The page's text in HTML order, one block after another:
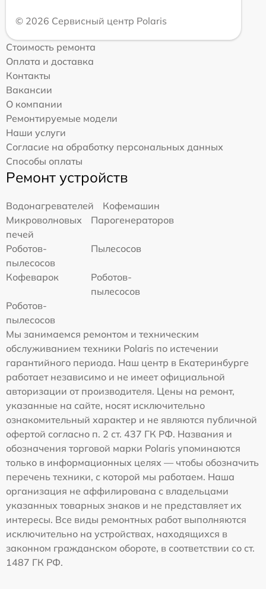
© 2026 Сервисный центр Polaris
Стоимость ремонта
Оплата и доставка
Контакты
Вакансии
О компании
Ремонтируемые модели
Наши услуги
Согласие на обработку персональных данных
Способы оплаты
Ремонт устройств
Водонагревателей
Кофемашин
Микроволновых
печей
Парогенераторов
Роботов-
пылесосов
Пылесосов
Кофеварок
Роботов-
пылесосов
Роботов-
пылесосов
Мы занимаемся ремонтом и техническим
обслуживанием техники Polaris по истечении
гарантийного периода. Наш центр в Екатеринбурге
работает независимо и не имеет официальной
авторизации от производителя. Цены на ремонт,
указанные на сайте, носят исключительно
ознакомительный характер и не являются публичной
офертой согласно п. 2 ст. 437 ГК РФ. Названия и
обозначения торговой марки Polaris упоминаются
только в информационных целях — чтобы обозначить
перечень техники, с которой мы работаем. Наша
организация не аффилирована с владельцами
указанных товарных знаков и не представляет их
интересы. Все виды ремонтных работ выполняются
исключительно на устройствах, находящихся в
законном гражданском обороте, в соответствии со ст.
1487 ГК РФ.